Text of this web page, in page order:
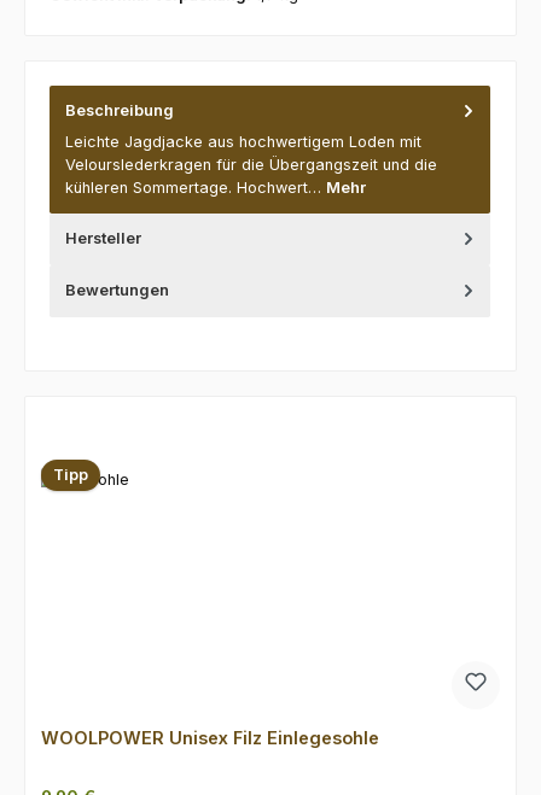
Beschreibung
Leichte Jagdjacke aus hochwertigem Loden mit
Velourslederkragen für die Übergangszeit und die
kühleren Sommertage. Hochwert… Mehr
Hersteller
Bewertungen
Tipp
WOOLPOWER Unisex Filz Einlegesohle